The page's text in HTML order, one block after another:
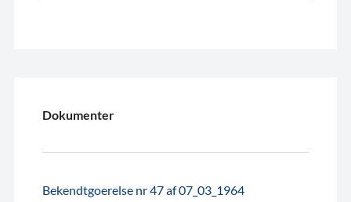
Dokumenter
Bekendtgoerelse nr 47 af 07_03_1964